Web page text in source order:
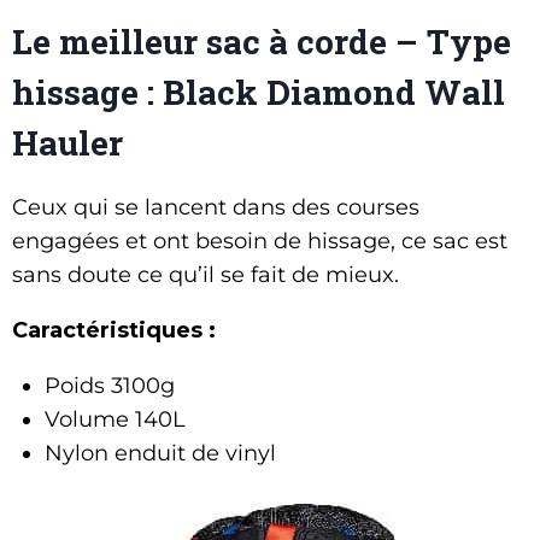
Le meilleur sac à corde – Type
hissage : Black Diamond Wall
Hauler
Ceux qui se lancent dans des courses
engagées et ont besoin de hissage, ce sac est
sans doute ce qu’il se fait de mieux.
Caractéristiques :
Poids 3100g
Volume 140L
Nylon enduit de vinyl